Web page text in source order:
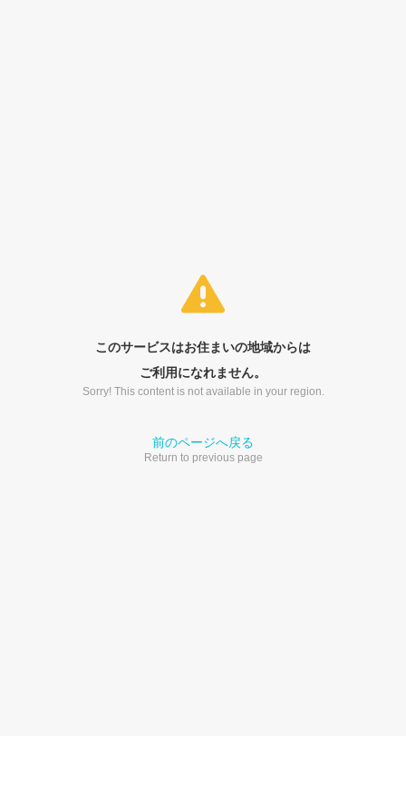
このサービスはお住まいの地域からは
ご利用になれません。
Sorry! This content is not available in your region.
前のページへ戻る
Return to previous page